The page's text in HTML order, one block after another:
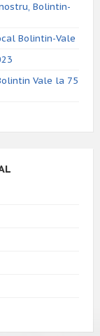
Bolintin-
Bolintin-Vale
Vale la 75